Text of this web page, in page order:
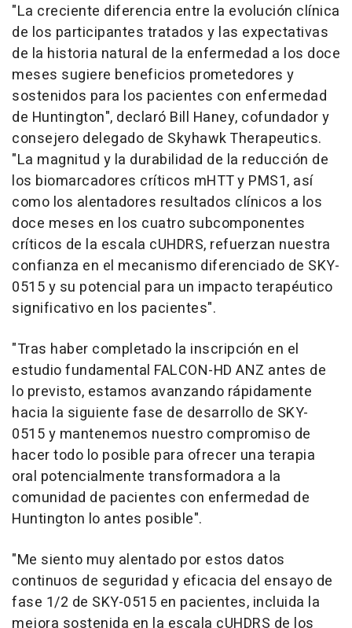
"La creciente diferencia entre la evolución clínica
de los participantes tratados y las expectativas
de la historia natural de la enfermedad a los doce
meses sugiere beneficios prometedores y
sostenidos para los pacientes con enfermedad
de Huntington", declaró Bill Haney, cofundador y
consejero delegado de Skyhawk Therapeutics.
"La magnitud y la durabilidad de la reducción de
los biomarcadores críticos mHTT y PMS1, así
como los alentadores resultados clínicos a los
doce meses en los cuatro subcomponentes
críticos de la escala cUHDRS, refuerzan nuestra
confianza en el mecanismo diferenciado de SKY-
0515 y su potencial para un impacto terapéutico
significativo en los pacientes".
"Tras haber completado la inscripción en el
estudio fundamental FALCON-HD ANZ antes de
lo previsto, estamos avanzando rápidamente
hacia la siguiente fase de desarrollo de SKY-
0515 y mantenemos nuestro compromiso de
hacer todo lo posible para ofrecer una terapia
oral potencialmente transformadora a la
comunidad de pacientes con enfermedad de
Huntington lo antes posible".
"Me siento muy alentado por estos datos
continuos de seguridad y eficacia del ensayo de
fase 1/2 de SKY-0515 en pacientes, incluida la
mejora sostenida en la escala cUHDRS de los